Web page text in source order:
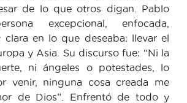
de lo que otros digan. Pablo
excepcional, enfocada,
clara en lo que deseaba: llevar el
y Asia. Su discurso fue: “Ni la
ni ángeles o potestades, lo
venir, ninguna cosa creada me
de Dios”. Enfrentó de todo y